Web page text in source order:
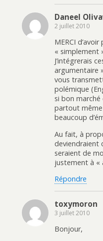
Daneel
2 juillet 2010
MERCI
« simplement
J’intégrerais
argumentaire
vous
polémique
si bon marché
partout
beaucoup
Au fait, à
deviendraient
seraient de
justement à «
Répondre
toxymoron
3 juillet 2010
Bonjour,